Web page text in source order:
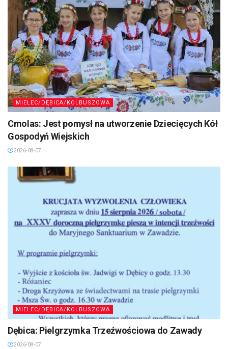
MIELEC/DĘBICA/KOLBUSZOWA
Cmolas: Jest pomysł na utworzenie Dziecięcych Kół
Gospodyń Wiejskich
2026-08-07
MIELEC/DĘBICA/KOLBUSZOWA
Dębica: Pielgrzymka Trzeźwościowa do Zawady
2026-08-07